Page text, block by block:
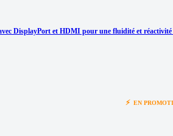
DisplayPort et HDMI pour une fluidité et réactivité
⚡ EN